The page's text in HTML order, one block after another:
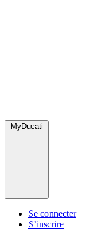
MyDucati
Se connecter
S’inscrire